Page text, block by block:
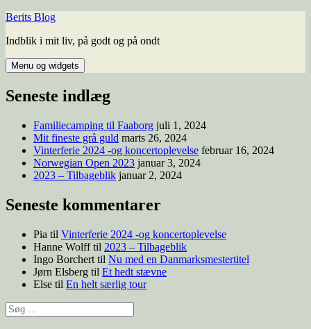
Berits Blog
Indblik i mit liv, på godt og på ondt
Menu og widgets
Seneste indlæg
Familiecamping til Faaborg juli 1, 2024
Mit fineste grå guld marts 26, 2024
Vinterferie 2024 -og koncertoplevelse februar 16, 2024
Norwegian Open 2023 januar 3, 2024
2023 – Tilbageblik januar 2, 2024
Seneste kommentarer
Pia til Vinterferie 2024 -og koncertoplevelse
Hanne Wolfftil 2023 – Tilbageblik
Ingo Borchert til Nu med en Danmarksmestertitel
Jørn Elsberg til Et hedt stævne
Else til En helt særlig tour